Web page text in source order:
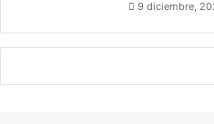
9 diciembre,